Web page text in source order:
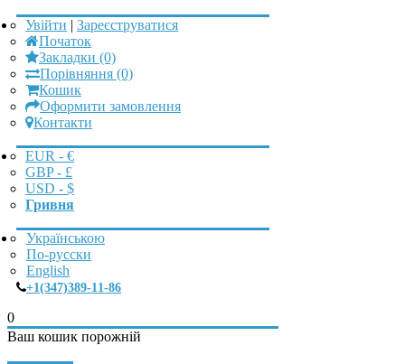
Увійти | Зареєструватися
Початок
Закладки (0)
Порівняння (0)
Кошик
Оформити замовлення
Контакти
EUR - €
GBP - £
USD - $
Гривня
Українською
По-русски
English
+1(347)389-11-86
0
Ваш кошик порожній